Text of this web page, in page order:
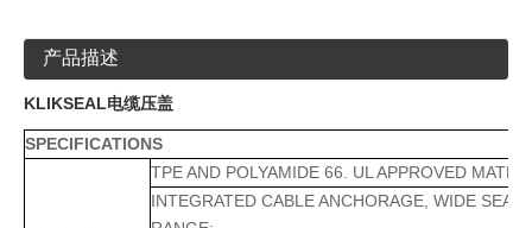
产品描述
KLIKSEAL电缆压盖
SPECIFICATIONS
TPE AND POLYAMIDE 66. UL
INTEGRATED CABLE ANCHORAGE, WIDE